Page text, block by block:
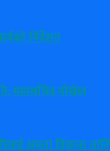
निर्देशन
महासचिव पाेख्रेल
क्षमता विकास